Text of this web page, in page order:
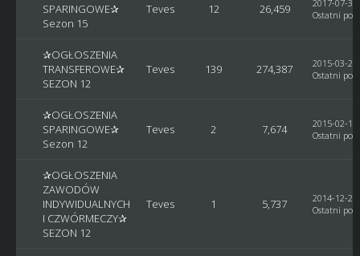
SPARINGOWE✰
Sezon 15
Teves 12 26,459
2017-07-
Ostatni post
✰OGŁOSZENIA
TRANSFEROWE✰
SEZON 12
Teves 139 274,387
2015-03-
Ostatni post
✰OGŁOSZENIA
SPARINGOWE✰
Sezon 12
Teves 2 7,674
2015-02-
Ostatni post
✰OGŁOSZENIA
ZAWODÓW
INDYWIDUALNYCH
I CZWÓRMECZY✰
SEZON 12
Teves 1 5,737
2014-12-
Ostatni post